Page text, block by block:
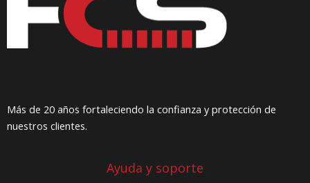
Más de 20 años fortaleciendo la confianza y protección de
nuestros clientes.
Ayuda y soporte